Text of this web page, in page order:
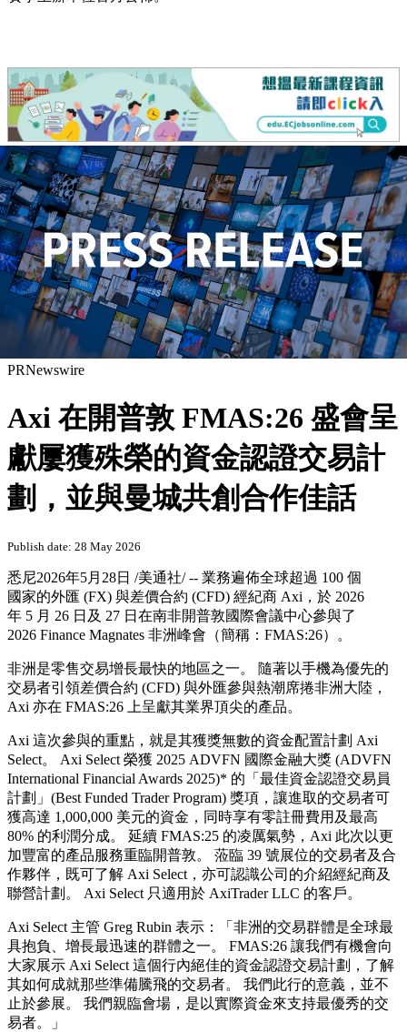
PRNewswire
Axi 在開普敦 FMAS:26 盛會呈
獻屢獲殊榮的資金認證交易計
劃，並與曼城共創合作佳話
Publish date: 28 May 2026
悉尼2026年5月28日 /美通社/ -- 業務遍佈全球超過 100 個
國家的外匯 (FX) 與差價合約 (CFD) 經紀商 Axi，於 2026
年 5 月 26 日及 27 日在南非開普敦國際會議中心參與了
2026 Finance Magnates 非洲峰會（簡稱：FMAS:26）。
非洲是零售交易增長最快的地區之一。 隨著以手機為優先的
交易者引領差價合約 (CFD) 與外匯參與熱潮席捲非洲大陸，
Axi 亦在 FMAS:26 上呈獻其業界頂尖的產品。
Axi 這次參與的重點，就是其獲獎無數的資金配置計劃 Axi
Select。 Axi Select 榮獲 2025 ADVFN 國際金融大獎 (ADVFN
International Financial Awards 2025)* 的「最佳資金認證交易員
計劃」(Best Funded Trader Program) 獎項，讓進取的交易者可
獲高達 1,000,000 美元的資金，同時享有零註冊費用及最高
80% 的利潤分成。 延續 FMAS:25 的凌厲氣勢，Axi 此次以更
加豐富的產品服務重臨開普敦。 蒞臨 39 號展位的交易者及合
作夥伴，既可了解 Axi Select，亦可認識公司的介紹經紀商及
聯營計劃。 Axi Select 只適用於 AxiTrader LLC 的客戶。
Axi Select 主管 Greg Rubin 表示：「非洲的交易群體是全球最
具抱負、增長最迅速的群體之一。 FMAS:26 讓我們有機會向
大家展示 Axi Select 這個行內絕佳的資金認證交易計劃，了解
其如何成就那些準備騰飛的交易者。 我們此行的意義，並不
止於參展。 我們親臨會場，是以實際資金來支持最優秀的交
易者。」